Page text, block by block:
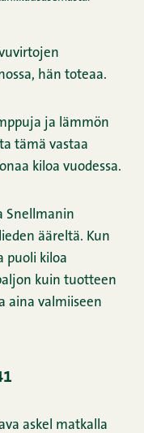
hän toteaa.
ja lämmön
tämä vastaa
kiloa vuodessa.
Snellmanin
ääreltä. Kun
puoli kiloa
kuin tuotteen
aina valmiiseen
askel matkalla